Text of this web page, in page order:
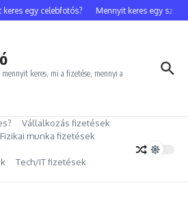
keres egy celebfotós? Mennyit keres egy
keres, mi a fizetése, mennyi a
Vállalkozás fizetések
Fizikai munka fizetések
Tech/IT fizetések